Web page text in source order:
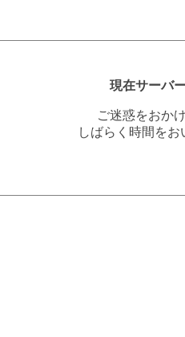
現在サーバ
ご迷惑をおか
しばらく時間を